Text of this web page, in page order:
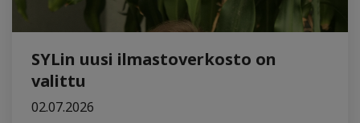
SYLin uusi ilmastoverkosto on
valittu
02.07.2026